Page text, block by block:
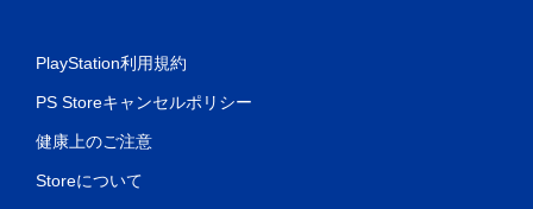
PlayStation利用規約
PS Storeキャンセルポリシー
健康上のご注意
Storeについて